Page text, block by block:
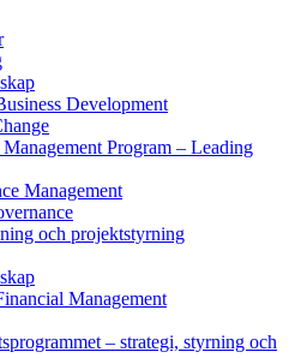
Development
Program – Leading
Management
och projektstyrning
Management
– strategi, styrning och